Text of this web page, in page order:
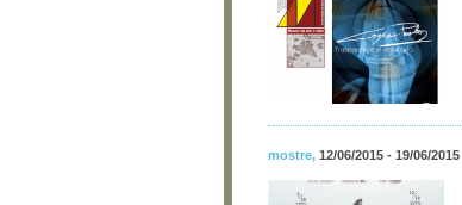
mostre, 12/06/2015 - 19/06/2015